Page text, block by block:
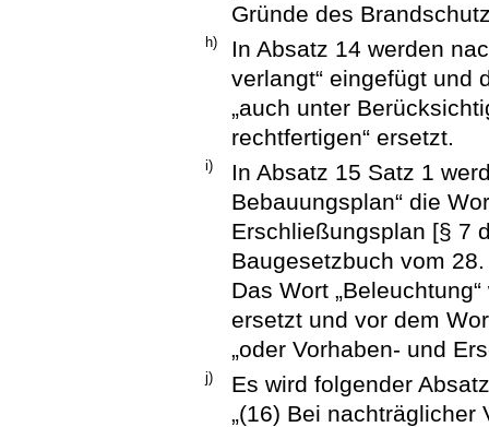
Gründe des
h)
In Absatz 14 werden
verlangt“ eingefügt und
„auch unter
rechtfertigen“ ersetzt.
i)
In Absatz 15 Satz 1
Bebauungsplan“ die
Erschließungsplan [§ 7
Baugesetzbuch vom
Das Wort
ersetzt und vor dem
„oder Vorhaben- und
j)
Es wird folgender
„(16) Bei nachträglicher